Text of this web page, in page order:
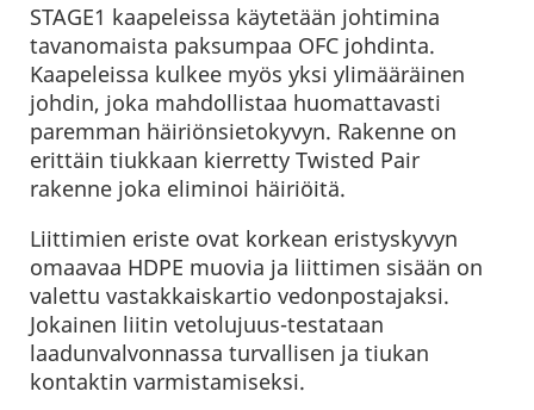
STAGE1 kaapeleissa käytetään johtimina
tavanomaista paksumpaa OFC johdinta.
Kaapeleissa kulkee myös yksi ylimääräinen
johdin, joka mahdollistaa huomattavasti
paremman häiriönsietokyvyn. Rakenne on
erittäin tiukkaan kierretty Twisted Pair
rakenne joka eliminoi häiriöitä.
Liittimien eriste ovat korkean eristyskyvyn
omaavaa HDPE muovia ja liittimen sisään on
valettu vastakkaiskartio vedonpostajaksi.
Jokainen liitin vetolujuus-testataan
laadunvalvonnassa turvallisen ja tiukan
kontaktin varmistamiseksi.